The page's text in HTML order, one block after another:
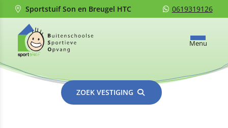
Sportstuif Son en Breugel HTC 0619319126
Menu
ZOEK VESTIGING